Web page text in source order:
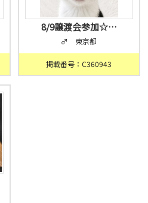
8/9譲渡会参加☆…
♂ 東京都
掲載番号：C360943